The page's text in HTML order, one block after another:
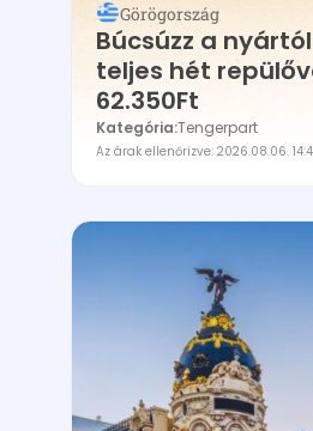
Görögország
Búcsúzz a
teljes hét
62.350Ft
Kategória:Tengerpart
Az árak ellenőrizve: 2026.08.06.